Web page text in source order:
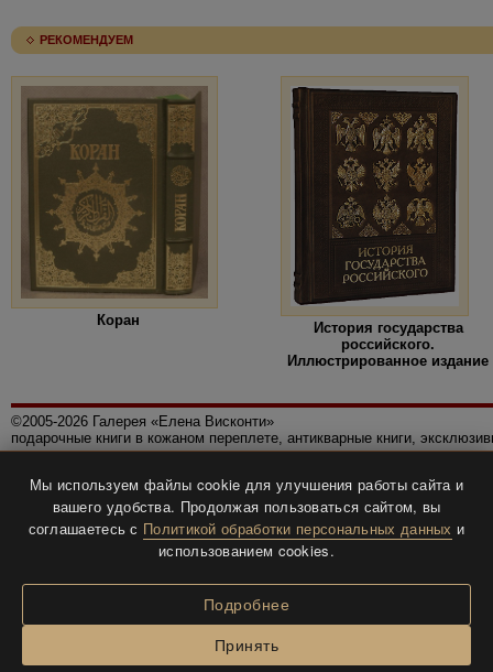
РЕКОМЕНДУЕМ
Коран
История государства
российского.
Иллюстрированное издание
©2005-2026 Галерея «Елена Висконти»
подарочные книги в кожаном переплете, антикварные книги,
Политика конфиденциальности
Все права защищены.
Разработка и дизайнBTV-info.
Мы используем файлы cookie для улучшения работы сайта и
вашего удобства. Продолжая пользоваться сайтом, вы
соглашаетесь с Политикой обработки персональных данных и
использованием cookies.
Подробнее
Принять